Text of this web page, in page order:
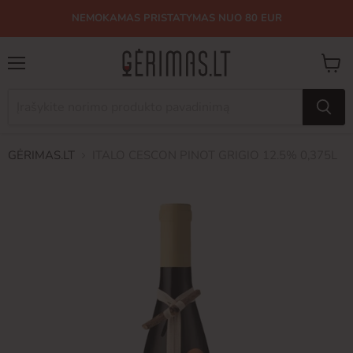
NEMOKAMAS PRISTATYMAS NUO 80 EUR
GĖRIMAS.LT